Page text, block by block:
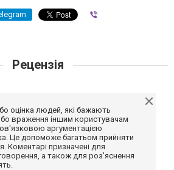
Рецензія
оцінка людей, які бажають
враження іншим користувачам
аргументацією
Це допоможе багатьом прийняти
Коментарі призначені для
а також для роз'яснення